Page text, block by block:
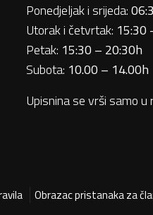
Ponedjeljak i srijeda:
Utorak i četvrtak: 15:30
Petak: 15:30 – 20:30h
Subota: 10.00 – 14.00h
Upisnina se vrši samo
Obrazac pristanaka za